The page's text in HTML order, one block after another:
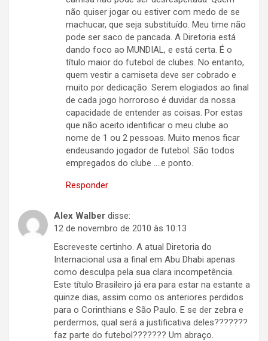
não quiser jogar ou estiver com medo de se
machucar, que seja substituído. Meu time não
pode ser saco de pancada. A Diretoria está
dando foco ao MUNDIAL, e está certa. É o
título maior do futebol de clubes. No entanto,
quem vestir a camiseta deve ser cobrado e
muito por dedicação. Serem elogiados ao final
de cada jogo horroroso é duvidar da nossa
capacidade de entender as coisas. Por estas
que não aceito identificar o meu clube ao
nome de 1 ou 2 pessoas. Muito menos ficar
endeusando jogador de futebol. São todos
empregados do clube ….e ponto.
Responder
Alex Walber disse:
12 de novembro de 2010 às 10:13
Escreveste certinho. A atual Diretoria do
Internacional usa a final em Abu Dhabi apenas
como desculpa pela sua clara incompetência.
Este título Brasileiro já era para estar na estante a
quinze dias, assim como os anteriores perdidos
para o Corinthians e São Paulo. E se der zebra e
perdermos, qual será a justificativa deles???????
faz parte do futebol??????? Um abraço.